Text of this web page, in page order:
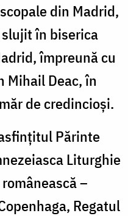
din Madrid,
în biserica
împreună cu
Mihail Deac, în
de credincioși.
Părinte
Liturghie
–
Regatul